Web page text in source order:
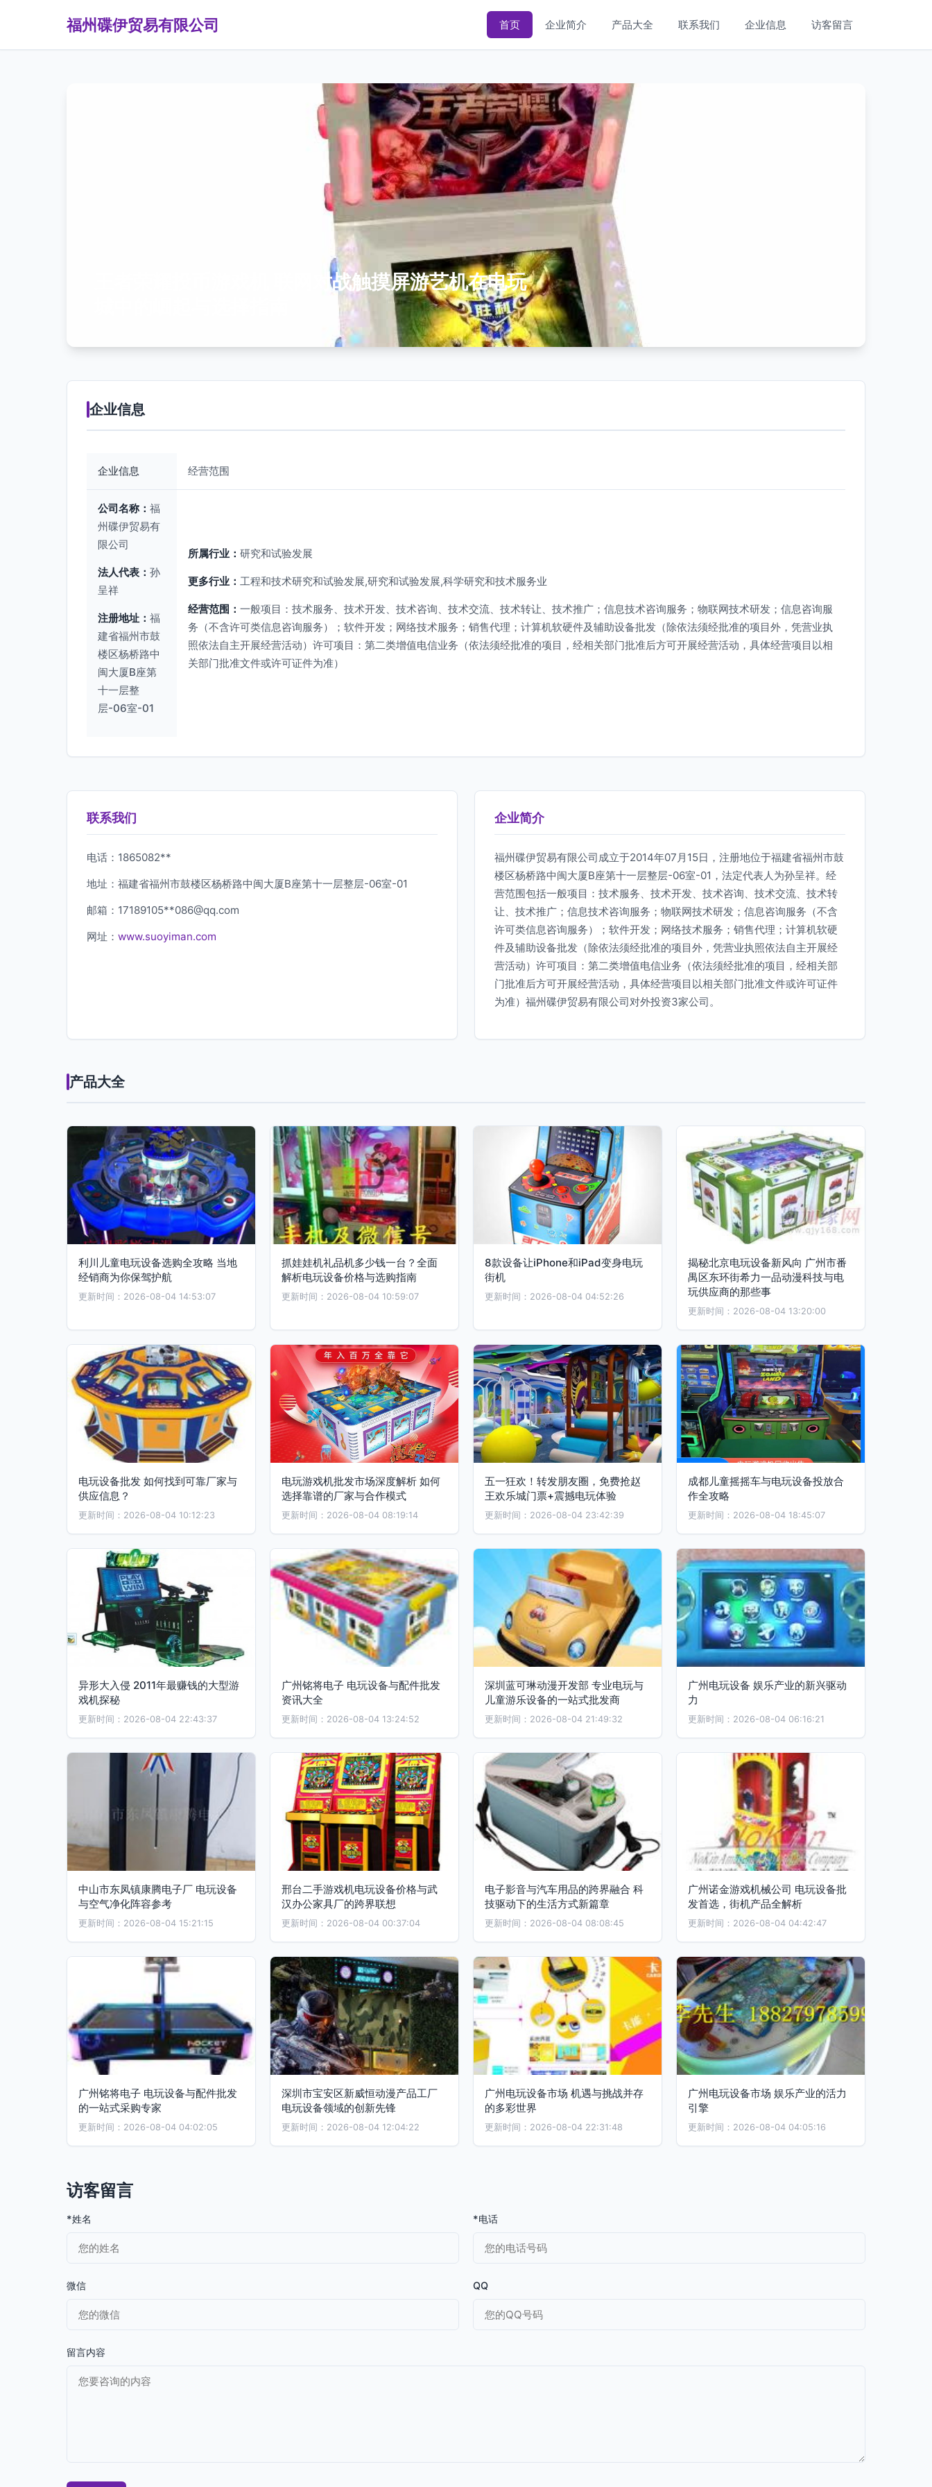
福州碟伊贸易有限公司 首页 企业简介 产品大全 联系我们 企业信息 访客留言
王者荣耀投币游戏机 联网对战触摸屏游艺机在电玩
企业信息
企业信息 经营范围
公司名称： 福
州碟伊贸易有
限公司
法人代表： 孙
呈祥
注册地址： 福
建省福州市鼓
楼区杨桥路中
闽大厦B座第
十一层整
层-06室-01
所属行业： 研究和试验发展
更多行业： 工程和技术研究和试验发展,研究和试验发展,科学研究和技术服务业
经营范围： 一般项目：技术服务、技术开发、技术咨询、技术交流、技术转让、技术推广；信息技术咨询服务；物联网技术研发；信息咨询服
务（不含许可类信息咨询服务）；软件开发；网络技术服务；销售代理；计算机软硬件及辅助设备批发（除依法须经批准的项目外，凭营业执
照依法自主开展经营活动）许可项目：第二类增值电信业务（依法须经批准的项目，经相关部门批准后方可开展经营活动，具体经营项目以相
关部门批准文件或许可证件为准）
联系我们
电话：1865082**
地址：福建省福州市鼓楼区杨桥路中闽大厦B座第十一层整层-06室-01
邮箱：17189105**086@qq.com
网址： www.suoyiman.com
企业简介
福州碟伊贸易有限公司成立于2014年07月15日，注册地位于福建省福州市鼓
楼区杨桥路中闽大厦B座第十一层整层-06室-01，法定代表人为孙呈祥。经
营范围包括一般项目：技术服务、技术开发、技术咨询、技术交流、技术转
让、技术推广；信息技术咨询服务；物联网技术研发；信息咨询服务（不含
许可类信息咨询服务）；软件开发；网络技术服务；销售代理；计算机软硬
件及辅助设备批发（除依法须经批准的项目外，凭营业执照依法自主开展经
营活动）许可项目：第二类增值电信业务（依法须经批准的项目，经相关部
门批准后方可开展经营活动，具体经营项目以相关部门批准文件或许可证件
为准）福州碟伊贸易有限公司对外投资3家公司。
产品大全
利川儿童电玩设备选购全攻略 当地
经销商为你保驾护航
更新时间：2026-08-04 14:53:07
抓娃娃机礼品机多少钱一台？全面
解析电玩设备价格与选购指南
更新时间：2026-08-04 10:59:07
8款设备让iPhone和iPad变身电玩
街机
更新时间：2026-08-04 04:52:26
揭秘北京电玩设备新风向 广州市番
禺区东环街希力一品动漫科技与电
玩供应商的那些事
更新时间：2026-08-04 13:20:00
电玩设备批发 如何找到可靠厂家与
供应信息？
更新时间：2026-08-04 10:12:23
电玩游戏机批发市场深度解析 如何
选择靠谱的厂家与合作模式
更新时间：2026-08-04 08:19:14
五一狂欢！转发朋友圈，免费抢赵
王欢乐城门票+震撼电玩体验
更新时间：2026-08-04 23:42:39
成都儿童摇摇车与电玩设备投放合
作全攻略
更新时间：2026-08-04 18:45:07
异形大入侵 2011年最赚钱的大型游
戏机探秘
更新时间：2026-08-04 22:43:37
广州铭将电子 电玩设备与配件批发
资讯大全
更新时间：2026-08-04 13:24:52
深圳蓝可琳动漫开发部 专业电玩与
儿童游乐设备的一站式批发商
更新时间：2026-08-04 21:49:32
广州电玩设备 娱乐产业的新兴驱动
力
更新时间：2026-08-04 06:16:21
中山市东凤镇康腾电子厂 电玩设备
与空气净化阵容参考
更新时间：2026-08-04 15:21:15
邢台二手游戏机电玩设备价格与武
汉办公家具厂的跨界联想
更新时间：2026-08-04 00:37:04
电子影音与汽车用品的跨界融合 科
技驱动下的生活方式新篇章
更新时间：2026-08-04 08:08:45
广州诺金游戏机械公司 电玩设备批
发首选，街机产品全解析
更新时间：2026-08-04 04:42:47
广州铭将电子 电玩设备与配件批发
的一站式采购专家
更新时间：2026-08-04 04:02:05
深圳市宝安区新威恒动漫产品工厂
电玩设备领域的创新先锋
更新时间：2026-08-04 12:04:22
广州电玩设备市场 机遇与挑战并存
的多彩世界
更新时间：2026-08-04 22:31:48
广州电玩设备市场 娱乐产业的活力
引擎
更新时间：2026-08-04 04:05:16
访客留言
*姓名 *电话
微信 QQ
留言内容